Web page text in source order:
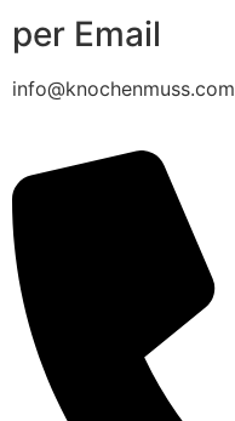
per Email
info@knochenmuss.com